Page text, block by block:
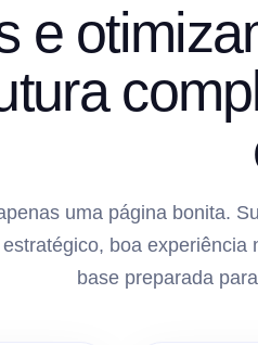
e
uma página bonita.
boa
base preparada